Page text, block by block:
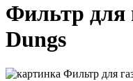
Фильтр для
Dungs